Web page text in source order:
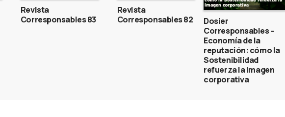
Revista
Corresponsables 83
Revista
Corresponsables 82
Dosier
Corresponsables –
Economía de la
reputación: cómo la
Sostenibilidad
refuerza la imagen
corporativa